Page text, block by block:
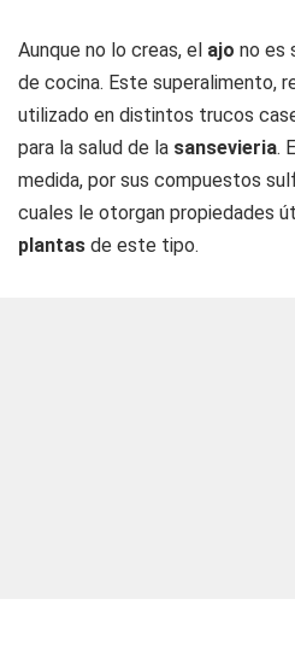
Aunque no lo creas, el ajo no es
de cocina. Este superalimento,
utilizado en distintos trucos
para la salud de la sansevieria.
medida, por sus compuestos
cuales le otorgan propiedades
plantas de este tipo.